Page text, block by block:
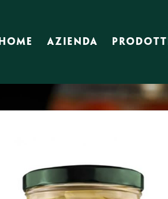
HOME AZIENDA PRODOTTI